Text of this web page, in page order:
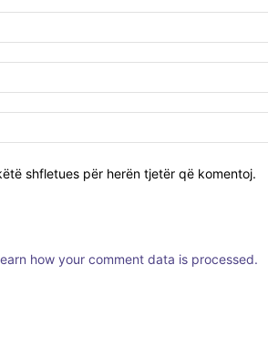
shfletues për herën tjetër që komentoj.
how your comment data is processed.